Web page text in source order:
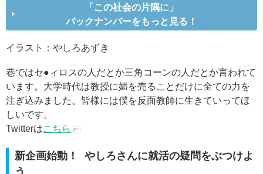
「この社会の片隅に」
バックナンバーをもっと見る！
イラスト：やしろあずき
巷ではセ●ィロスの人だとか三角コーンの人だとか言われて
います。大学時代は教授に媚を売ることだけに全ての力を
注ぎ込みました。皆様には僕を反面教師に生きていってほ
しいです。
Twitterはこちら
新企画始動！ やしろさんに就活の疑問をぶつけよ
う